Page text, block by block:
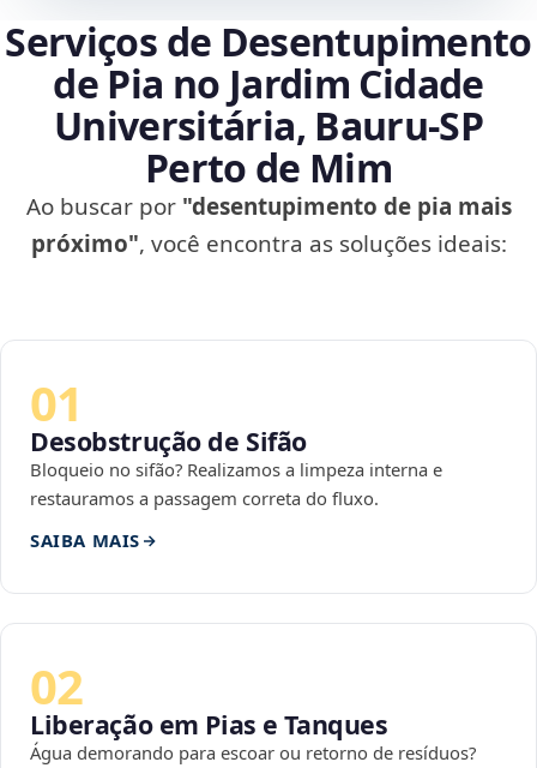
Serviços de Desentupimento
de Pia no Jardim Cidade
Universitária, Bauru‑SP
Perto de Mim
Ao buscar por "desentupimento de pia mais
próximo", você encontra as soluções ideais:
01
Desobstrução de Sifão
Bloqueio no sifão? Realizamos a limpeza interna e
restauramos a passagem correta do fluxo.
SAIBA MAIS
02
Liberação em Pias e Tanques
Água demorando para escoar ou retorno de resíduos?